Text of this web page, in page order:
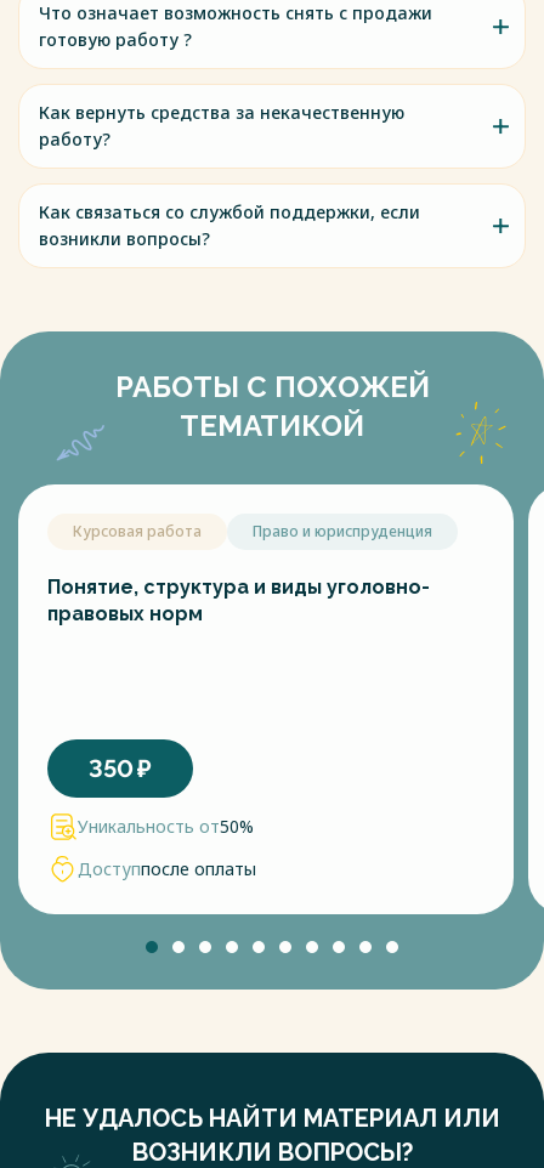
Что означает возможность снять с продажи
готовую работу ?
Как вернуть средства за некачественную
работу?
Как связаться со службой поддержки, если
возникли вопросы?
РАБОТЫ С ПОХОЖЕЙ
ТЕМАТИКОЙ
Курсовая работа Право и юриспруденция
Понятие, структура и виды уголовно-
правовых норм
350₽
Уникальность от50%
Доступпосле оплаты
НЕ УДАЛОСЬ НАЙТИ МАТЕРИАЛ ИЛИ
ВОЗНИКЛИ ВОПРОСЫ?